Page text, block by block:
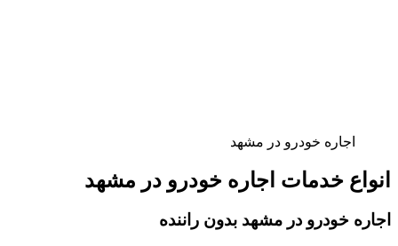
اجاره خودرو در مشهد
انواع خدمات اجاره خودرو در مشهد
اجاره خودرو در مشهد بدون راننده